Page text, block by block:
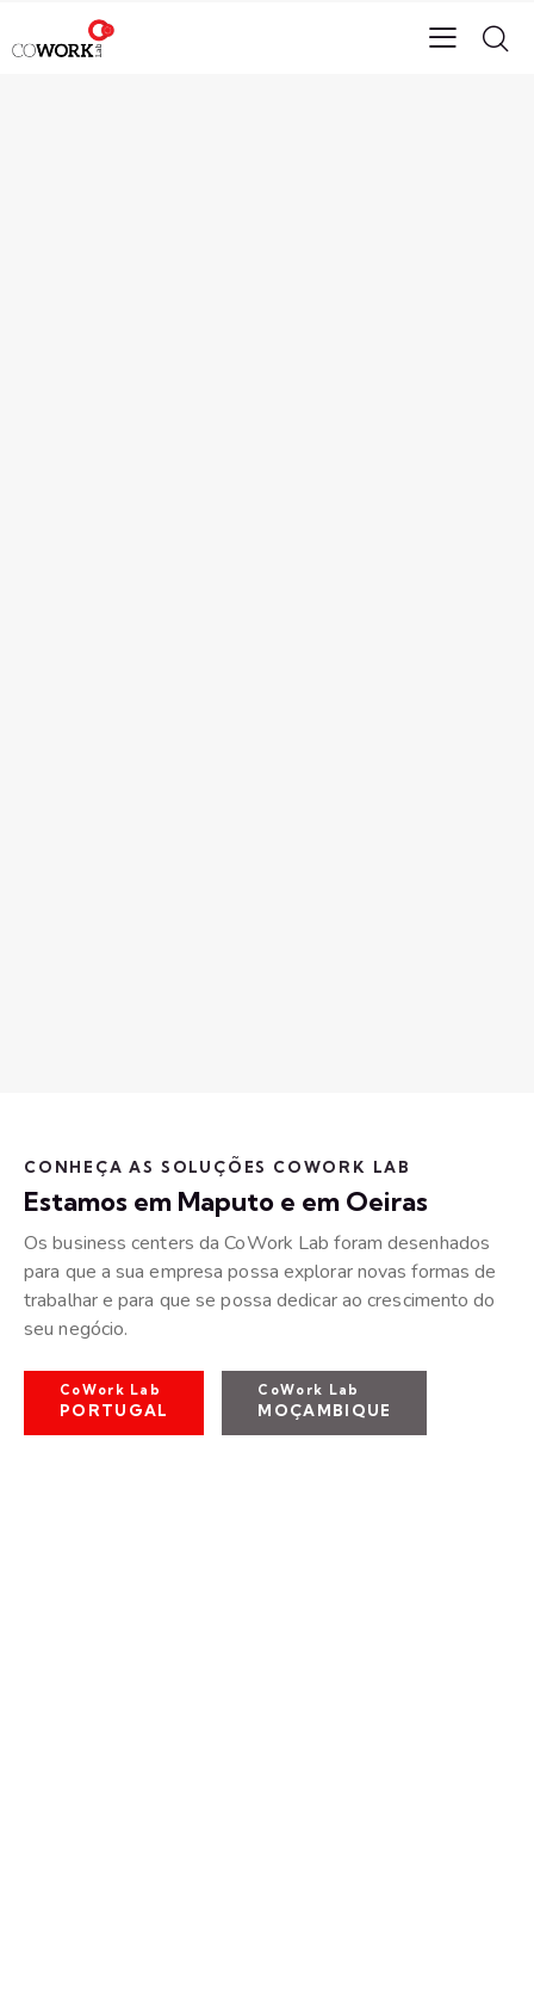
CONHEÇA AS SOLUÇÕES COWORK LAB
Estamos em Maputo e em Oeiras
Os business centers da CoWork Lab foram desenhados
para que a sua empresa possa explorar novas formas de
trabalhar e para que se possa dedicar ao crescimento do
seu negócio.​
CoWork Lab
PORTUGAL
CoWork Lab
MOÇAMBIQUE